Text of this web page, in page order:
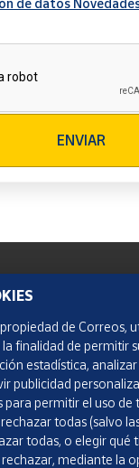
de datos
ENVIAR
Web
de Correos,
finalidad de permitir
estadística, analizar
publicidad
para permitir el uso de
todas (salvo
todas, o elegir qué
mediante la